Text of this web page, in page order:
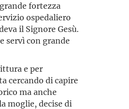
fortezza
ospedaliero
il Signore Gesù.
servì con grande
e per
cercando di capire
ma anche
moglie, decise di